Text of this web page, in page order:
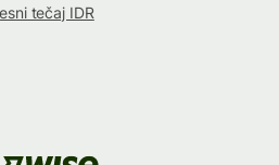
tečaj IDR